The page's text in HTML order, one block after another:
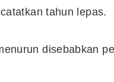
tahun lepas.
disebabkan